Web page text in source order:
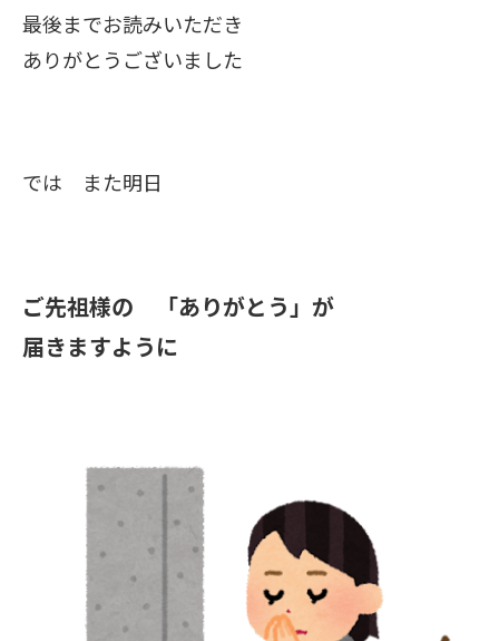
最後までお読みいただき
ありがとうございました
では また明日
ご先祖様の 「ありがとう」が
届きますように